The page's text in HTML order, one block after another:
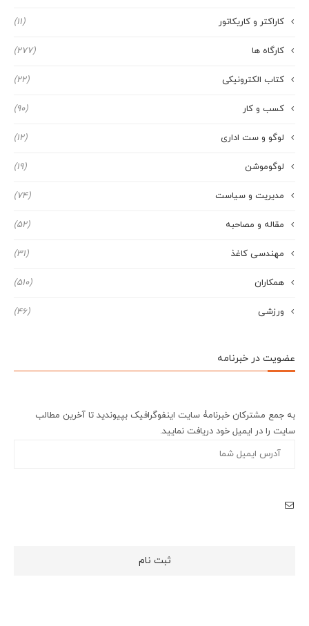
کاراکتر و کاریکاتور (11)
کارگاه ها (277)
کتاب الکترونیکی (22)
کسب و کار (90)
لوگو و ست اداری (12)
لوگوموشن (19)
مدیریت و سیاست (74)
مقاله و مصاحبه (52)
مهندسی کاغذ (31)
همکاران (510)
ورزشی (46)
عضویت در خبرنامه
به جمع مشترکان خبرنامۀ سایت اینفوگرافیک بپیوندید تا آخرین مطالب
سایت را در ایمیل خود دریافت نمایید.